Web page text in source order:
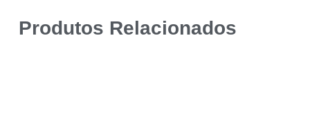
Produtos Relacionados